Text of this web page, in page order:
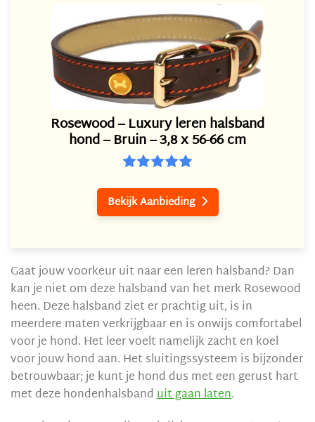
Rosewood – Luxury leren halsband
hond – Bruin – 3,8 x 56-66 cm
Bekijk Aanbieding 
Gaat jouw voorkeur uit naar een leren halsband? Dan
kan je niet om deze halsband van het merk Rosewood
heen. Deze halsband ziet er prachtig uit, is in
meerdere maten verkrijgbaar en is onwijs comfortabel
voor je hond. Het leer voelt namelijk zacht en koel
voor jouw hond aan. Het sluitingssysteem is bijzonder
betrouwbaar; je kunt je hond dus met een gerust hart
met deze hondenhalsband uit gaan laten.